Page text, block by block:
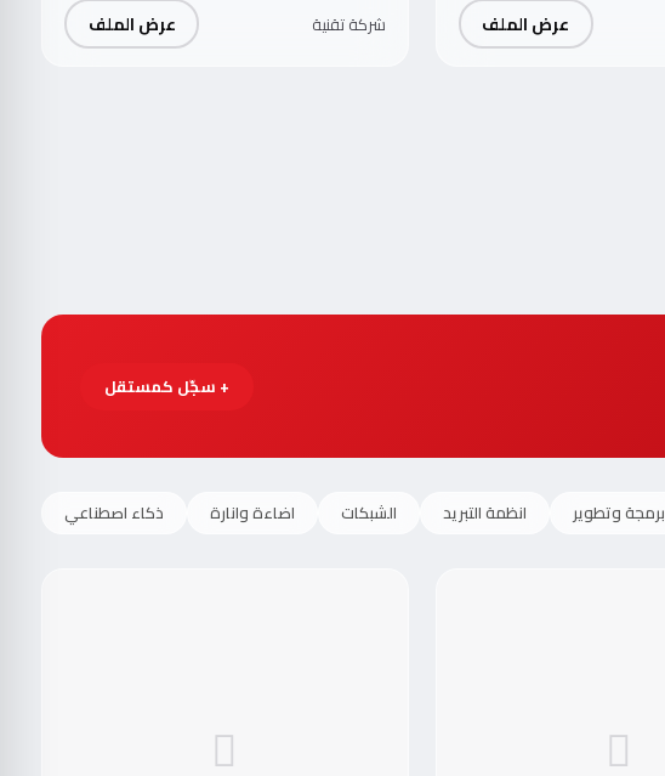
عرض الملف شركة تقنية عرض الملف
+ سجّل كمستقل
برمجة وتطوير انظمة التبريد الشبكات اضاءة وانارة ذكاء اصطناعي